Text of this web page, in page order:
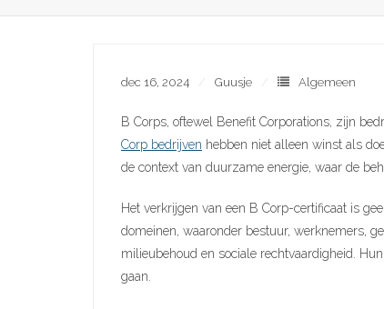
dec 16, 2024 Guusje Algemeen
B Corps, oftewel Benefit Corporations, zijn
Corp bedrijven hebben niet alleen winst als
de context van duurzame energie, waar de
Het verkrijgen van een B Corp-certificaat is
domeinen, waaronder bestuur, werknemers,
milieubehoud en sociale rechtvaardigheid.
gaan.